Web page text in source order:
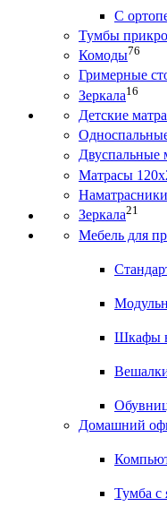
С
Тумбы
Комоды76
Гримерные
Зеркала16
Детские
Двуспальные
Матрасы
Зеркала21
Мебель для
Шкафы
Домашний
Тумба с